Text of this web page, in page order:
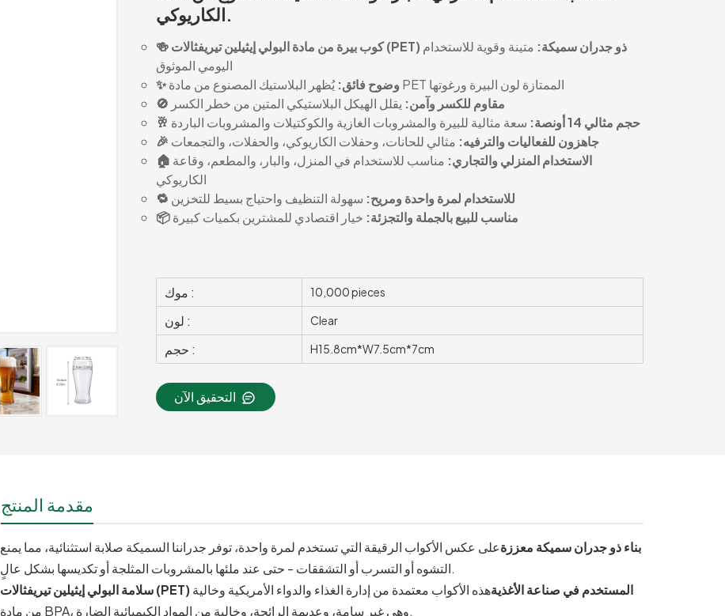
الكاريوكي.
🍻 كوب بيرة من مادة البولي إيثيلين تيريفثالات (PET) ذو جدران سميكة: متينة وقوية للاستخدام
اليومي الموثوق
✨ وضوح فائق:
يُظهر البلاستيك المصنوع من مادة PET الممتازة لون البيرة ورغوتها
🚫 مقاوم للكسر وآمن: يقلل الهيكل البلاستيكي المتين من خطر الكسر
🥂 حجم مثالي 14 أونصة:
سعة مثالية للبيرة والمشروبات الغازية والكوكتيلات والمشروبات الباردة
🎉 جاهزون للفعاليات والترفيه: مثالي للحانات، وحفلات الكاريوكي، والحفلات، والتجمعات
🏠 الاستخدام المنزلي والتجاري: مناسب للاستخدام في المنزل، والبار، والمطعم، وقاعة
الكاريوكي
🔁 للاستخدام لمرة واحدة ومريح: سهولة التنظيف واحتياج بسيط للتخزين
📦 مناسب للبيع بالجملة والتجزئة: خيار اقتصادي للمشترين بكميات كبيرة
موك : 10,000 pieces
لون : Clear
حجم : H15.8cm*W7.5cm*7cm
التحقيق الآن
مقدمة المنتج
بناء ذو ​​جدران سميكة معززةعلى عكس الأكواب الرقيقة التي تستخدم لمرة واحدة، توفر جدراننا السميكة صلابة استثنائية، مما يمنع
التشوه أو التسرب أو التشققات - حتى عند ملئها بالمشروبات المثلجة أو تكديسها بشكل عالٍ.
سلامة البولي إيثيلين تيريفثالات (PET) المستخدم في صناعة الأغذيةهذه الأكواب معتمدة من إدارة الغذاء والدواء الأمريكية وخالية
من مادة BPA، وهي غير سامة، وعديمة الرائحة، وخالية من المواد الكيميائية الضارة.